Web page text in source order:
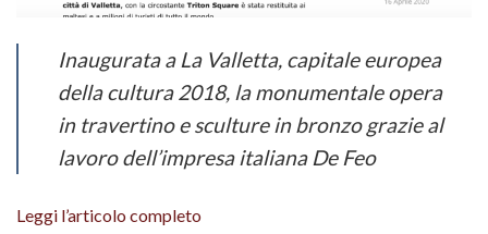
Inaugurata a La Valletta, capitale europea
della cultura 2018, la monumentale opera
in travertino e sculture in bronzo grazie al
lavoro dell’impresa italiana De Feo
Leggi l’articolo completo